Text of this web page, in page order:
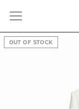
OUT OF STOCK